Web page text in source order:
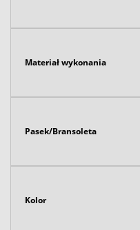
Materiał wykonania
Pasek/Bransoleta
Kolor